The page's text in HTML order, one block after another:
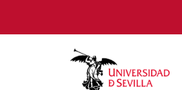
contenido